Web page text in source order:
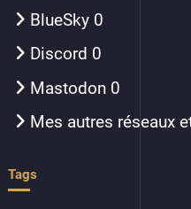
BlueSky 0
Discord 0
Mastodon 0
Mes autres réseaux
Tags